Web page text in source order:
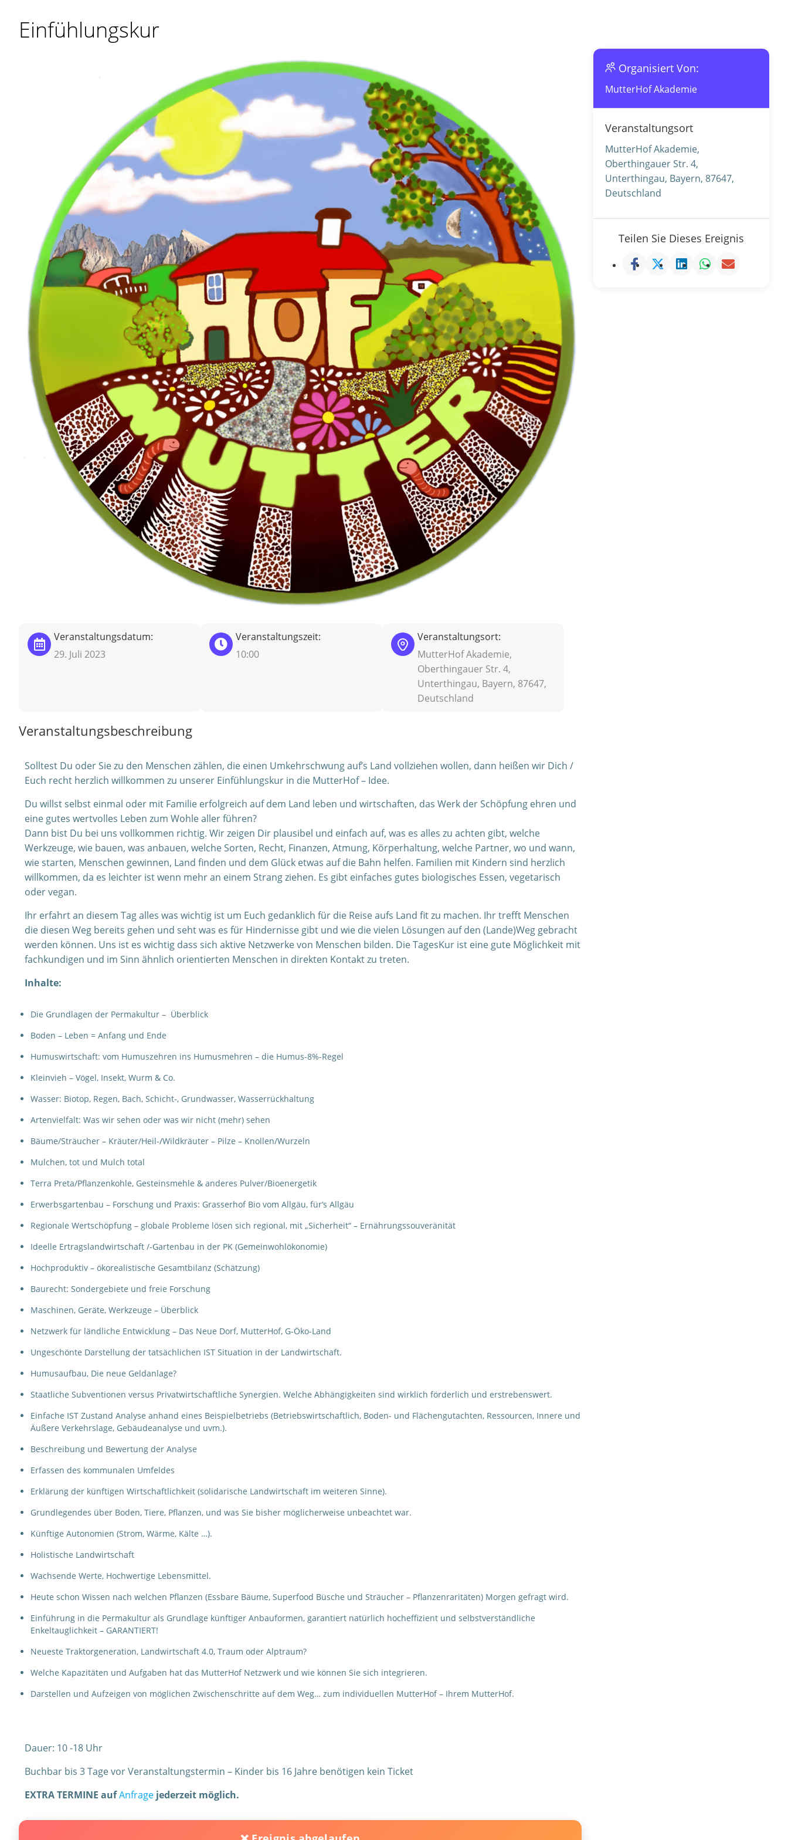
Einfühlungskur
Veranstaltungsdatum:
29. Juli 2023
Veranstaltungszeit:
10:00
Veranstaltungsort:
MutterHof Akademie,
Oberthingauer Str. 4,
Unterthingau, Bayern, 87647,
Deutschland
Veranstaltungsbeschreibung
Solltest Du oder Sie zu den Menschen zählen, die einen Umkehrschwung auf’s Land vollziehen wollen, dann heißen wir Dich /
Euch recht herzlich willkommen zu unserer Einfühlungskur in die MutterHof – Idee.
Du willst selbst einmal oder mit Familie erfolgreich auf dem Land leben und wirtschaften, das Werk der Schöpfung ehren und
eine gutes wertvolles Leben zum Wohle aller führen?
Dann bist Du bei uns vollkommen richtig. Wir zeigen Dir plausibel und einfach auf, was es alles zu achten gibt, welche
Werkzeuge, wie bauen, was anbauen, welche Sorten, Recht, Finanzen, Atmung, Körperhaltung, welche Partner, wo und wann,
wie starten, Menschen gewinnen, Land finden und dem Glück etwas auf die Bahn helfen. Familien mit Kindern sind herzlich
willkommen, da es leichter ist wenn mehr an einem Strang ziehen. Es gibt einfaches gutes biologisches Essen, vegetarisch
oder vegan.
Ihr erfahrt an diesem Tag alles was wichtig ist um Euch gedanklich für die Reise aufs Land fit zu machen. Ihr trefft Menschen
die diesen Weg bereits gehen und seht was es für Hindernisse gibt und wie die vielen Lösungen auf den (Lande)Weg gebracht
werden können. Uns ist es wichtig dass sich aktive Netzwerke von Menschen bilden. Die TagesKur ist eine gute Möglichkeit mit
fachkundigen und im Sinn ähnlich orientierten Menschen in direkten Kontakt zu treten.
Inhalte:
Die Grundlagen der Permakultur – Überblick
Boden – Leben = Anfang und Ende
Humuswirtschaft: vom Humuszehren ins Humusmehren – die Humus-8%-Regel
Kleinvieh – Vögel, Insekt, Wurm & Co.
Wasser: Biotop, Regen, Bach, Schicht-, Grundwasser, Wasserrückhaltung
Artenvielfalt: Was wir sehen oder was wir nicht (mehr) sehen
Bäume/Sträucher – Kräuter/Heil-/Wildkräuter – Pilze – Knollen/Wurzeln
Mulchen, tot und Mulch total
Terra Preta/Pflanzenkohle, Gesteinsmehle & anderes Pulver/Bioenergetik
Erwerbsgartenbau – Forschung und Praxis: Grasserhof Bio vom Allgäu, für‘s Allgäu
Regionale Wertschöpfung – globale Probleme lösen sich regional, mit „Sicherheit“ – Ernährungssouveränität
Ideelle Ertragslandwirtschaft /-Gartenbau in der PK (Gemeinwohlökonomie)
Hochproduktiv – ökorealistische Gesamtbilanz (Schätzung)
Baurecht: Sondergebiete und freie Forschung
Maschinen, Geräte, Werkzeuge – Überblick
Netzwerk für ländliche Entwicklung – Das Neue Dorf, MutterHof, G-Öko-Land
Ungeschönte Darstellung der tatsächlichen IST Situation in der Landwirtschaft.
Humusaufbau, Die neue Geldanlage?
Staatliche Subventionen versus Privatwirtschaftliche Synergien. Welche Abhängigkeiten sind wirklich förderlich und erstrebenswert.
Einfache IST Zustand Analyse anhand eines Beispielbetriebs (Betriebswirtschaftlich, Boden- und Flächengutachten, Ressourcen, Innere und
Äußere Verkehrslage, Gebäudeanalyse und uvm.).
Beschreibung und Bewertung der Analyse
Erfassen des kommunalen Umfeldes
Erklärung der künftigen Wirtschaftlichkeit (solidarische Landwirtschaft im weiteren Sinne).
Grundlegendes über Boden, Tiere, Pflanzen, und was Sie bisher möglicherweise unbeachtet war.
Künftige Autonomien (Strom, Wärme, Kälte …).
Holistische Landwirtschaft
Wachsende Werte, Hochwertige Lebensmittel.
Heute schon Wissen nach welchen Pflanzen (Essbare Bäume, Superfood Büsche und Sträucher – Pflanzenraritäten) Morgen gefragt wird.
Einführung in die Permakultur als Grundlage künftiger Anbauformen, garantiert natürlich hocheffizient und selbstverständliche
Enkeltauglichkeit – GARANTIERT!
Neueste Traktorgeneration, Landwirtschaft 4.0, Traum oder Alptraum?
Welche Kapazitäten und Aufgaben hat das MutterHof Netzwerk und wie können Sie sich integrieren.
Darstellen und Aufzeigen von möglichen Zwischenschritte auf dem Weg… zum individuellen MutterHof – Ihrem MutterHof.
Dauer: 10 -18 Uhr
Buchbar bis 3 Tage vor Veranstaltungstermin – Kinder bis 16 Jahre benötigen kein Ticket
EXTRA TERMINE aufAnfrage jederzeit möglich.
Organisiert Von:
MutterHof Akademie
Veranstaltungsort
MutterHof Akademie,
Oberthingauer Str. 4,
Unterthingau, Bayern, 87647,
Deutschland
Teilen Sie Dieses Ereignis